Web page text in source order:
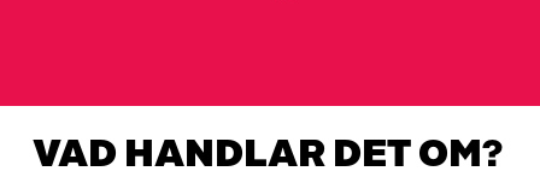
VAD HANDLAR DET OM?